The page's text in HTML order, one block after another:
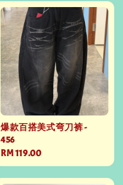
爆款百搭美式弯刀裤 -
456
Regular
price
RM 119.00